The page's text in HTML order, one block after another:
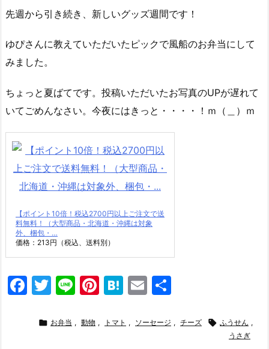
先週から引き続き、新しいグッズ週間です！
ゆぴさんに教えていただいたピックで風船のお弁当にして
みました。
ちょっと夏ばてです。投稿いただいたお写真のUPが遅れて
いてごめんなさい。今夜にはきっと・・・・！ｍ（＿）ｍ
【ポイント10倍！税込2700円以上ご注文で送
料無料！（大型商品・北海道・沖縄は対象
外、梱包・…
価格：213円（税込、送料別）
F
T
itt
Li
e
Pi
er
H
e
E
ai
 お弁当 , 動物 , トマト , ソーセージ , チーズ  ふうせん ,
うさぎ